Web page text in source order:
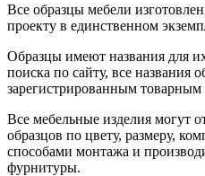
Все образцы мебели
проекту в единственном
Образцы имеют названия для
поиска по сайту, все названия
зарегистрированным товарным
Все мебельные изделия могут
образцов по цвету, размеру,
способами монтажа и
фурнитуры.